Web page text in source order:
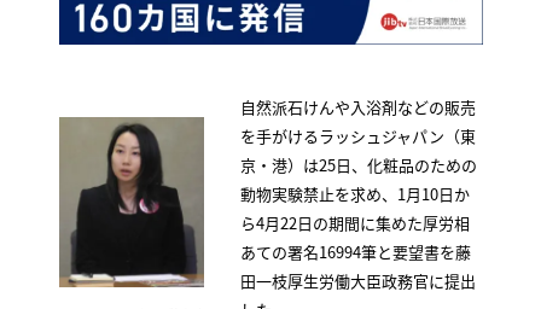
自然派石けんや入浴剤などの販売
を手がけるラッシュジャパン（東
京・港）は25日、化粧品のための
動物実験禁止を求め、1月10日か
ら4月22日の期間に集めた厚労相
あての署名16994筆と要望書を藤
田一枝厚生労働大臣政務官に提出